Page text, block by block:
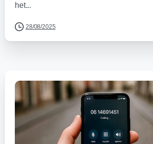
het...
28/08/2025